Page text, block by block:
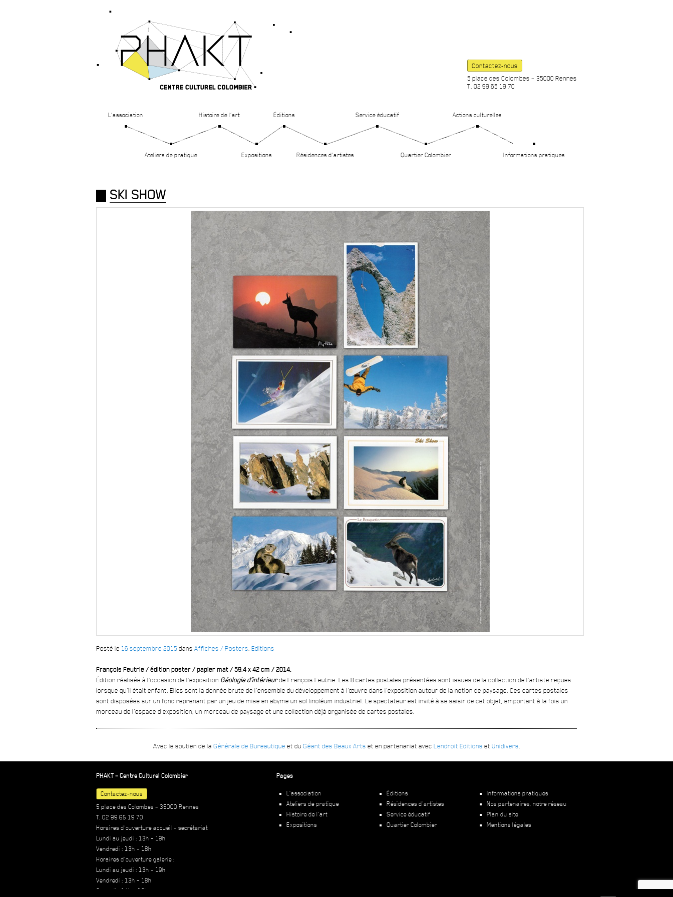
Contactez-nous
5 place des Colombes – 35000 Rennes
T. 02 99 65 19 70
L’association
Ateliers de pratique
Histoire de l’art
Expositions
Éditions
Résidences d’artistes
Service éducatif
Quartier Colombier
Actions culturelles
Informations pratiques
SKI SHOW
Posté le 16 septembre 2015 dans Affiches / Posters, Editions
François Feutrie / édition poster / papier mat / 59,4 x 42 cm / 2014.
Édition réalisée à l’occasion de l’exposition Géologie d’intérieurde François Feutrie. Les 8 cartes postales présentées sont issues de la collection de l’artiste reçues
lorsque qu’il était enfant. Elles sont la donnée brute de l’ensemble du développement à l’œuvre dans l’exposition autour de la notion de paysage. Ces cartes postales
sont disposées sur un fond reprenant par un jeu de mise en abyme un sol linoléum industriel. Le spectateur est invité à se saisir de cet objet, emportant à la fois un
morceau de l’espace d’exposition, un morceau de paysage et une collection déjà organisée de cartes postales.
Avec le soutien de la Générale de Bureautique et du Géant des Beaux Arts et en partenariat avec Lendroit Editions et Unidivers.
PHAKT – Centre Culturel Colombier
Contactez-nous
5 place des Colombes – 35000 Rennes
T. 02 99 65 19 70
Horaires d’ouverture accueil – secrétariat
Lundi au jeudi : 13h – 19h
Vendredi : 13h – 18h
Horaires d’ouverture galerie :
Lundi au jeudi : 13h – 19h
Vendredi : 13h – 18h
Samedi : 14h – 18h
Pages
L’association
Ateliers de pratique
Histoire de l’art
Expositions
Éditions
Résidences d’artistes
Service éducatif
Quartier Colombier
Informations pratiques
Nos partenaires, notre réseau
Plan du site
Mentions légales